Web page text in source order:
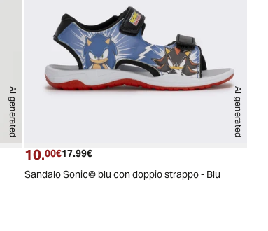
AI generated AI generated
Prezzo attuale
10.00€ Prezzo originale
17.99€
Sandalo Sonic© blu con doppio strappo - Blu